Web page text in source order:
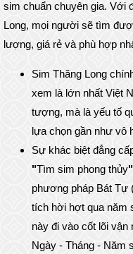
sim chuẩn chuyên gia. Với
Long, mọi người sẽ tìm
lượng, giá rẻ và phù hợp
Sim Thăng Long
xem là lớn nhất Việt
tượng, mà là yếu tố
lựa chọn gần như vô
Sự khác biệt đẳng
"Tìm sim phong thủy"
phương pháp Bát Tự
tích hời hợt qua năm
này đi vào cốt lõi vận
Ngày - Tháng - Năm